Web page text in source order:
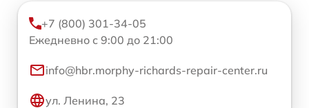
+7 (800) 301-34-05
Ежедневно с 9:00 до 21:00
info@hbr.morphy-richards-repair-center.ru
ул. Ленина, 23